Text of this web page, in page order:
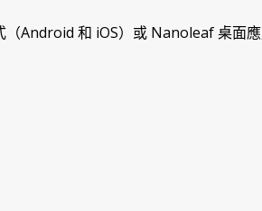
Android 和 iOS）或 Nanoleaf 桌面